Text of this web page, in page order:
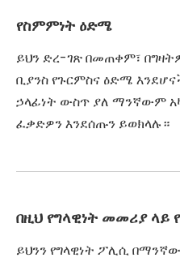
የስምምነት ዕድሜ
ይህን ድረ-ገጽ በመጠቀም፣
ቢያንስ የጉርምስና ዕድሜ
ኃላፊነት ውስጥ ያለ ማንኛውም
ፈቃድዎን እንደሰጡን ይወክላሉ።
በዚህ የግላዊነት መመሪያ ላይ
ይህንን የግላዊነት ፖሊሲ